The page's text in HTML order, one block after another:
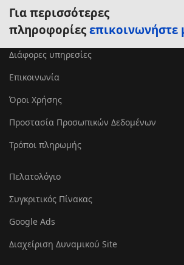
Για περισσότερες
πληροφορίες επικοινωνήστε
Διάφορες υπηρεσίες
Επικοινωνία
Όροι Χρήσης
Προστασία Προσωπικών Δεδομένων
Τρόποι πληρωμής
Πελατολόγιο
Συγκριτικός Πίνακας
Google Ads
Διαχείριση Δυναμικού Site